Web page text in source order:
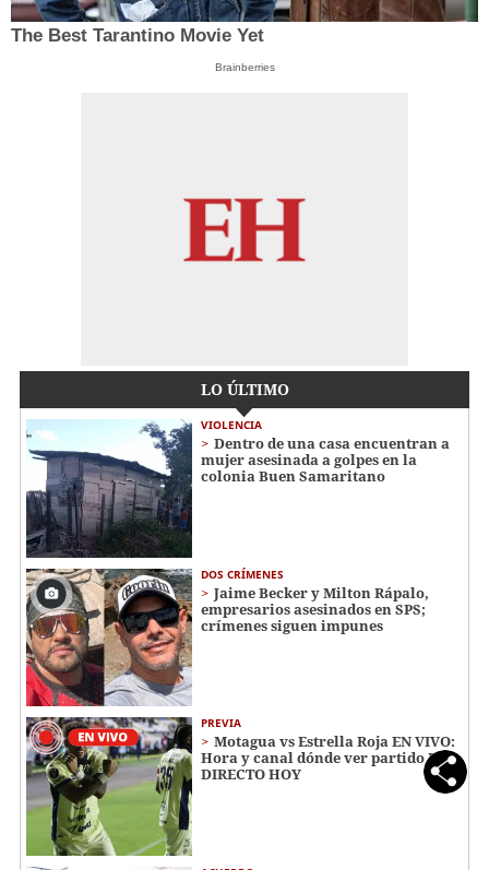
The Best Tarantino Movie Yet
Brainberries
LO ÚLTIMO
VIOLENCIA
Dentro de una casa encuentran a
mujer asesinada a golpes en la
colonia Buen Samaritano
DOS CRÍMENES
Jaime Becker y Milton Rápalo,
empresarios asesinados en SPS;
crímenes siguen impunes
PREVIA
Motagua vs Estrella Roja EN VIVO:
Hora y canal dónde ver partido EN
DIRECTO HOY